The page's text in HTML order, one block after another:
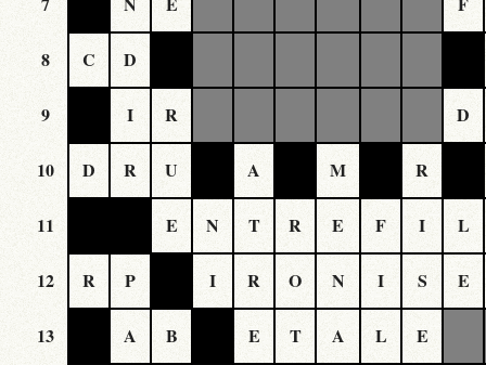
8 C D
9 I R D
10 D R U A M R
11 E N T R E F I L
12 R P I R O N I S E
13 A B E T A L E